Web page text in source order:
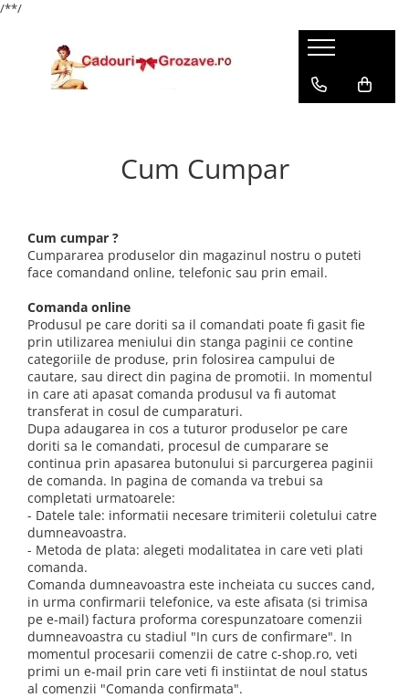
/**/
Cum Cumpar
Cum cumpar ?
Cumpararea produselor din magazinul nostru o puteti
face comandand online, telefonic sau prin email.
Comanda online
Produsul pe care doriti sa il comandati poate fi gasit fie
prin utilizarea meniului din stanga paginii ce contine
categoriile de produse, prin folosirea campului de
cautare, sau direct din pagina de promotii. In momentul
in care ati apasat comanda produsul va fi automat
transferat in cosul de cumparaturi.
Dupa adaugarea in cos a tuturor produselor pe care
doriti sa le comandati, procesul de cumparare se
continua prin apasarea butonului si parcurgerea paginii
de comanda. In pagina de comanda va trebui sa
completati urmatoarele:
- Datele tale: informatii necesare trimiterii coletului catre
dumneavoastra.
- Metoda de plata: alegeti modalitatea in care veti plati
comanda.
Comanda dumneavoastra este incheiata cu succes cand,
in urma confirmarii telefonice, va este afisata (si trimisa
pe e-mail) factura proforma corespunzatoare comenzii
dumneavoastra cu stadiul "In curs de confirmare". In
momentul procesarii comenzii de catre c-shop.ro, veti
primi un e-mail prin care veti fi instiintat de noul status
al comenzii "Comanda confirmata".